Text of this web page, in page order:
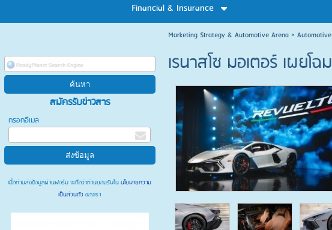
Financial & Insurance
สมัครรับข่าวสาร
กรอกอีเมล
เมื่อท่านส่งข้อมูลผ่านฟอร์ม จะถือว่าท่านยอมรับในนโยบายความ
เป็นส่วนตัวของเรา
Marketing Strategy & Automotive Arena>
เรนาสโซ มอเตอร์ เผยโ